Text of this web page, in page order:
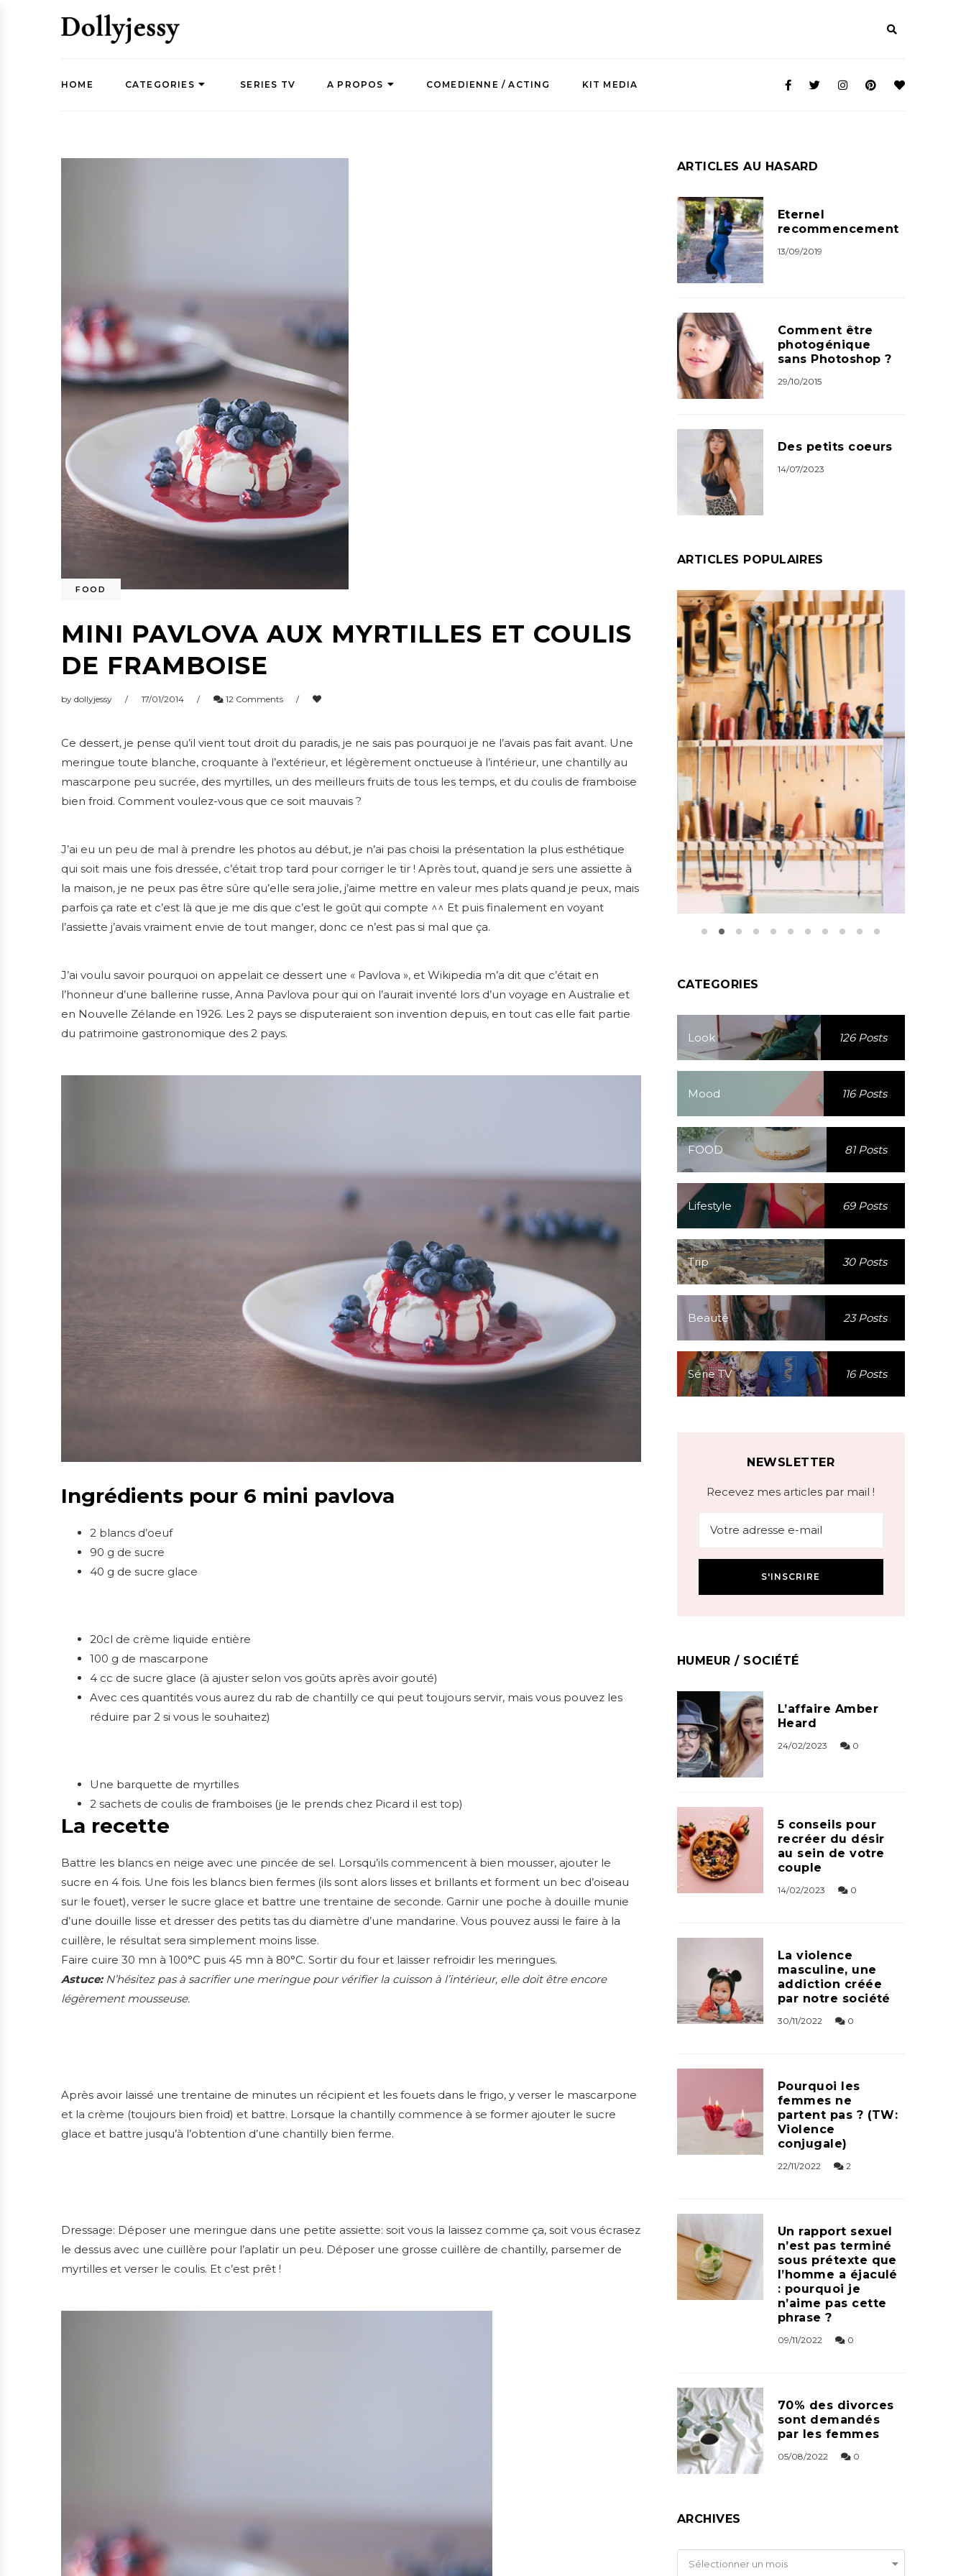
HOME CATEGORIES SERIES TV A PROPOS COMEDIENNE / ACTING KIT MEDIA
FOOD
MINI PAVLOVA AUX MYRTILLES ET COULIS
DE FRAMBOISE
by dollyjessy 17/01/2014 12 Comments
Ce dessert, je pense qu’il vient tout droit du paradis, je ne sais pas pourquoi je ne l’avais pas fait avant. Une
meringue toute blanche, croquante à l’extérieur, et légèrement onctueuse à l’intérieur, une chantilly au
mascarpone peu sucrée, des myrtilles, un des meilleurs fruits de tous les temps, et du coulis de framboise
bien froid. Comment voulez-vous que ce soit mauvais ?
J’ai eu un peu de mal à prendre les photos au début, je n’ai pas choisi la présentation la plus esthétique
qui soit mais une fois dressée, c’était trop tard pour corriger le tir ! Après tout, quand je sers une assiette à
la maison, je ne peux pas être sûre qu’elle sera jolie, j’aime mettre en valeur mes plats quand je peux, mais
parfois ça rate et c’est là que je me dis que c’est le goût qui compte ^^ Et puis finalement en voyant
l’assiette j’avais vraiment envie de tout manger, donc ce n’est pas si mal que ça.
J’ai voulu savoir pourquoi on appelait ce dessert une « Pavlova », et Wikipedia m’a dit que c’était en
l’honneur d’une ballerine russe, Anna Pavlova pour qui on l’aurait inventé lors d’un voyage en Australie et
en Nouvelle Zélande en 1926. Les 2 pays se disputeraient son invention depuis, en tout cas elle fait partie
du patrimoine gastronomique des 2 pays.
Ingrédients pour 6 mini pavlova
2 blancs d’oeuf
90 g de sucre
40 g de sucre glace
20cl de crème liquide entière
100 g de mascarpone
4 cc de sucre glace (à ajuster selon vos goûts après avoir gouté)
Avec ces quantités vous aurez du rab de chantilly ce qui peut toujours servir, mais vous pouvez les
réduire par 2 si vous le souhaitez)
Une barquette de myrtilles
2 sachets de coulis de framboises (je le prends chez Picard il est top)
La recette
Battre les blancs en neige avec une pincée de sel. Lorsqu’ils commencent à bien mousser, ajouter le
sucre en 4 fois. Une fois les blancs bien fermes (ils sont alors lisses et brillants et forment un bec d’oiseau
sur le fouet), verser le sucre glace et battre une trentaine de seconde. Garnir une poche à douille munie
d’une douille lisse et dresser des petits tas du diamètre d’une mandarine. Vous pouvez aussi le faire à la
cuillère, le résultat sera simplement moins lisse.
Faire cuire 30 mn à 100°C puis 45 mn à 80°C. Sortir du four et laisser refroidir les meringues.
Astuce:N’hésitez pas à sacrifier une meringue pour vérifier la cuisson à l’intérieur, elle doit être encore
légèrement mousseuse.
Après avoir laissé une trentaine de minutes un récipient et les fouets dans le frigo, y verser le mascarpone
et la crème (toujours bien froid) et battre. Lorsque la chantilly commence à se former ajouter le sucre
glace et battre jusqu’à l’obtention d’une chantilly bien ferme.
Dressage: Déposer une meringue dans une petite assiette: soit vous la laissez comme ça, soit vous écrasez
le dessus avec une cuillère pour l’aplatir un peu. Déposer une grosse cuillère de chantilly, parsemer de
myrtilles et verser le coulis. Et c’est prêt !
ARTICLES AU HASARD
Eternel
recommencement
13/09/2019
Comment être
photogénique
sans Photoshop ?
29/10/2015
Des petits coeurs
14/07/2023
ARTICLES POPULAIRES
CATEGORIES
Look 126 Posts
Mood 116 Posts
FOOD 81 Posts
Lifestyle 69 Posts
Trip 30 Posts
Beauté 23 Posts
Série TV 16 Posts
NEWSLETTER
Recevez mes articles par mail !
HUMEUR / SOCIÉTÉ
L’affaire Amber
Heard
24/02/2023 0
5 conseils pour
recréer du désir
au sein de votre
couple
14/02/2023 0
La violence
masculine, une
addiction créée
par notre société
30/11/2022 0
Pourquoi les
femmes ne
partent pas ? (TW:
Violence
conjugale)
22/11/2022 2
Un rapport sexuel
n’est pas terminé
sous prétexte que
l’homme a éjaculé
: pourquoi je
n’aime pas cette
phrase ?
09/11/2022 0
70% des divorces
sont demandés
par les femmes
05/08/2022 0
ARCHIVES
Archives
Sélectionner un mois